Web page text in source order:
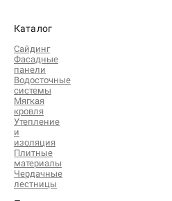
Каталог
Сайдинг
Фасадные
панели
Водосточные
системы
Мягкая
кровля
Утепление
и
изоляция
Плитные
материалы
Чердачные
лестницы